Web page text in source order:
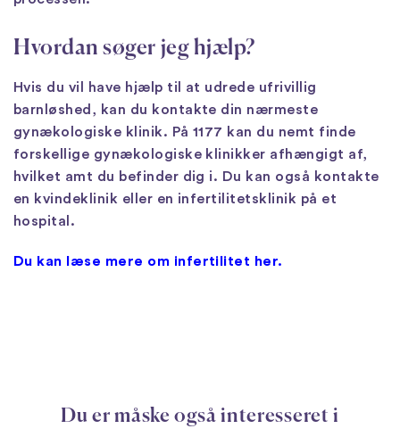
Hvordan søger jeg hjælp?
Hvis du vil have hjælp til at udrede ufrivillig
barnløshed, kan du kontakte din nærmeste
gynækologiske klinik. På 1177 kan du nemt finde
forskellige gynækologiske klinikker afhængigt af,
hvilket amt du befinder dig i. Du kan også kontakte
en kvindeklinik eller en infertilitetsklinik på et
hospital.
Du kan læse mere om infertilitet her.
Du er måske også interesseret i